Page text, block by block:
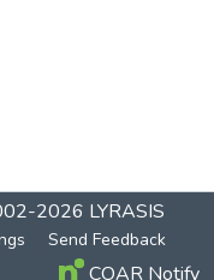
2026 LYRASIS
Send Feedback
COAR Notify